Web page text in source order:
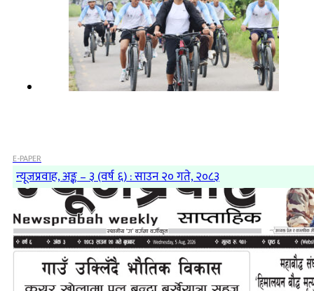
E-PAPER
न्यूजप्रवाह, अङ्क – ३ (वर्ष ६) : साउन २० गते, २०८३